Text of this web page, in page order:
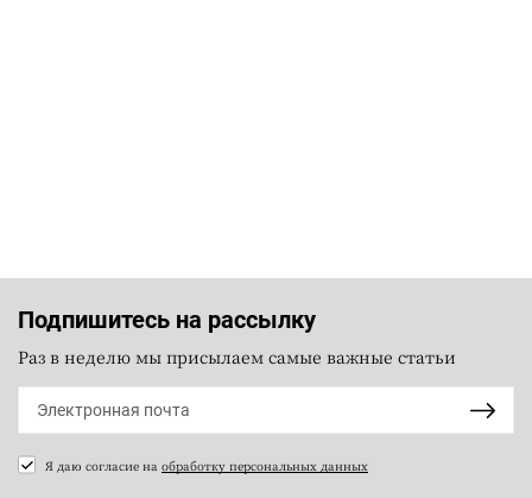
Подпишитесь на рассылку
Раз в неделю мы присылаем самые важные статьи
Я даю согласие на обработку персональных данных